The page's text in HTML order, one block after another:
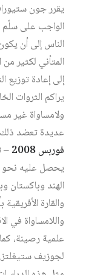
يقرر جون
الواجب على سلّم
الناس إلى أن
المتأني لكثير من
إلى إعادة توزيع
يراكم الثروات
ولامساواة غير
عديدة تعضد ذلك، ومنها أن
فوربس 2008
الهند وباكستان
والقارة الأفريقية
واللامساواة في
علمية رصينة،
لجوزيف